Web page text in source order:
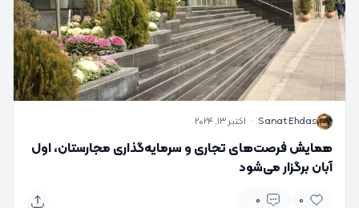
S
Sanat Ehdas
· اکتبر 13, 2024
همایش فرصت‌های تجاری و سرمایه‌گذاری مجارستان، اول
آبان برگزار می‌شود
0
0